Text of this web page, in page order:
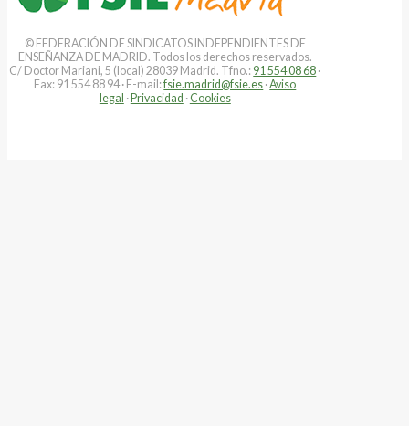
© FEDERACIÓN DE SINDICATOS INDEPENDIENTES DE
ENSEÑANZA DE MADRID. Todos los derechos reservados.
C/ Doctor Mariani, 5 (local) 28039 Madrid. Tfno.: 91 554 08 68 ·
Fax: 91 554 88 94 · E-mail:fsie.madrid@fsie.es ·Aviso
legal ·Privacidad · Cookies